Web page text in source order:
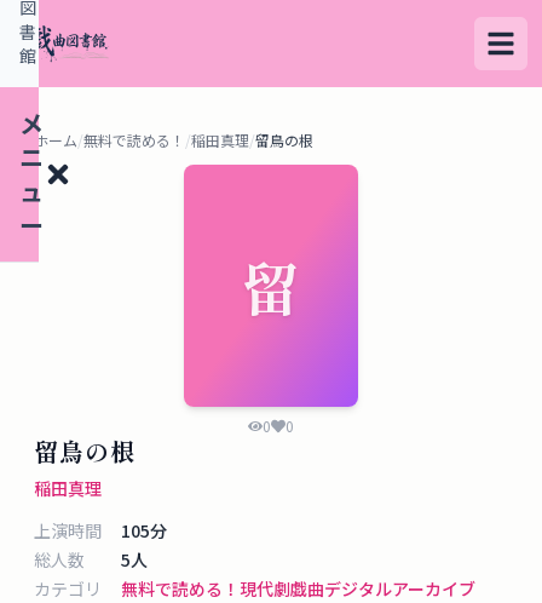
メ
ニ
ュ
ー
デ
タ
ベ
図
書
館
ホーム/無料で読める！ /稲田真理/留鳥の根
留
0 0
留鳥の根
稲田真理
上演時間
105分
総人数
5人
カテゴリ
無料で読める！ 現代劇戯曲デジタルアーカイブ